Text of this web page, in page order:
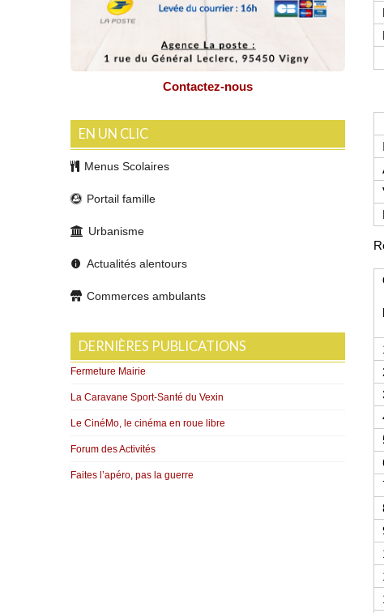
Contactez-nous
EN UN CLIC
Menus Scolaires
Portail famille
Urbanisme
Actualités alentours
Commerces ambulants
DERNIÈRES PUBLICATIONS
Fermeture Mairie
La Caravane Sport-Santé du Vexin
Le CinéMo, le cinéma en roue libre
Forum des Activités
Faites l’apéro, pas la guerre